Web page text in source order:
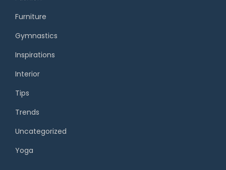
Furniture
Gymnastics
Inspirations
Interior
Tips
Trends
Uncategorized
Yoga